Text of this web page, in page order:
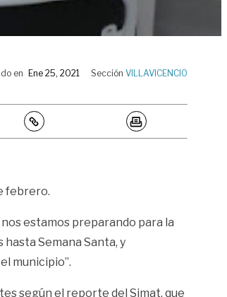
en Ene 25, 2021 Sección VILLAVICENCIO
febrero.
estamos preparando para la
Semana Santa, y
municipio”.
según el reporte del Simat, que